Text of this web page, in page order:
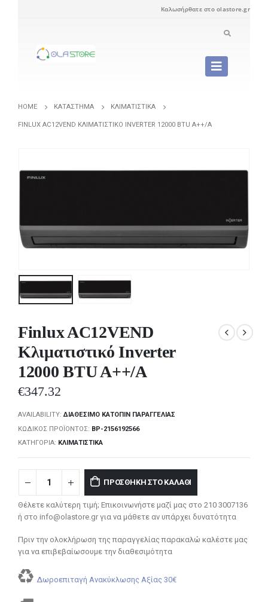
Καλωσήρθατε στο olastore.gr
HOME ΚΑΤΆΣΤΗΜΑ ΚΛΙΜΑΤΙΣΤΙΚΆ
FINLUX AC12VEND ΚΛΙΜΑΤΙΣΤΙΚΌ INVERTER 12000 BTU A++/A
Finlux AC12VEND
Κλιματιστικό Inverter
12000 BTU A++/A
€347.32
AVAILABILITY:ΔΙΑΘΈΣΙΜΟ ΚΑΤΌΠΙΝ ΠΑΡΑΓΓΕΛΊΑΣ
ΚΩΔΙΚΌΣ ΠΡΟΪΌΝΤΟΣ: BP-2156192566
ΚΑΤΗΓΟΡΊΑ: ΚΛΙΜΑΤΙΣΤΙΚΆ
ΠΡΟΣΘΉΚΗ ΣΤΟ ΚΑΛΆΘΙ
Θέλετε καλύτερη τιμή; Επικοινωνήστε μαζί μας στο 210 3007136
ή στο info@olastore.gr για να μάθετε αν υπάρχει δυνατότητα
Πριν την ολοκλήρωση της παραγγελίας παρακαλώ καλέστε μας
για να επιβεβαίωσουμε την διαθεσιμότητα
Δωροεπιταγή Ανακύκλωσης Αξίας 30€